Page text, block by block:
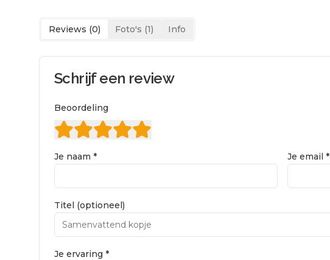
Reviews (0) Foto's (1) Info
Schrijf een review
Beoordeling
Je naam * Je email *
Titel (optioneel)
Je ervaring *